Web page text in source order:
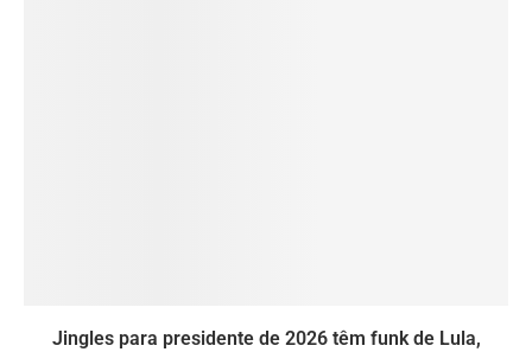
Jingles para presidente de 2026 têm funk de Lula,